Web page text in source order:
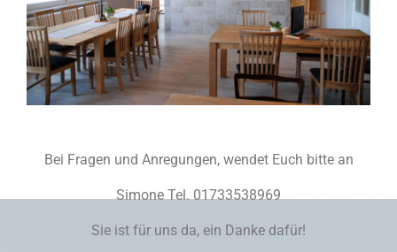
Bei Fragen und Anregungen, wendet Euch bitte an
Simone Tel. 01733538969
Sie ist für uns da, ein Danke dafür!